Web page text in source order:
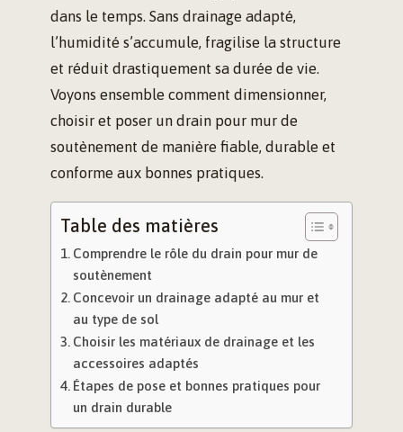
dans le temps. Sans drainage adapté,
l’humidité s’accumule, fragilise la structure
et réduit drastiquement sa durée de vie.
Voyons ensemble comment dimensionner,
choisir et poser un drain pour mur de
soutènement de manière fiable, durable et
conforme aux bonnes pratiques.
Table des matières
Comprendre le rôle du drain pour mur de
soutènement
Concevoir un drainage adapté au mur et
au type de sol
Choisir les matériaux de drainage et les
accessoires adaptés
Étapes de pose et bonnes pratiques pour
un drain durable